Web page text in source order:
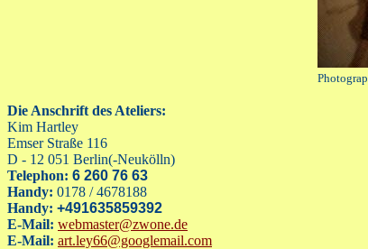
Die Anschrift des Ateliers:
Kim Hartley
Emser Straße 116
D - 12 051 Berlin(-Neukölln)
Telephon: 6 260 76 63
Handy: 0178 / 4678188
Handy: +491635859392
E-Mail: webmaster@zwone.de
E-Mail: art.ley66@googlemail.com